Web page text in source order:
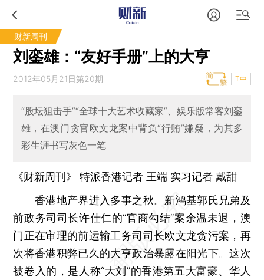
财新周刊
刘銮雄：“友好手册”上的大亨
2012年05月21日第20期 T中
“股坛狙击手”“全球十大艺术收藏家”、娱乐版常客刘銮
雄，在澳门贪官欧文龙案中背负“行贿”嫌疑，为其多
彩生涯书写灰色一笔
《财新周刊》 特派香港记者 王端 实习记者戴甜
香港地产界进入多事之秋。新鸿基郭氏兄弟及
前政务司司长许仕仁的“官商勾结”案余温未退，澳
门正在审理的前运输工务司司长欧文龙贪污案，再
次将香港积弊已久的大亨政治暴露在阳光下。这次
被卷入的，是人称“大刘”的香港第五大富豪、华人